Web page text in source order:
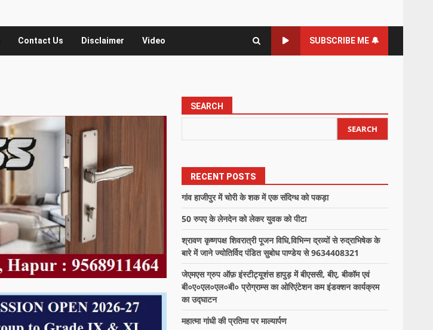
Contact Us Disclaimer Video SUBSCRIBE ME 🔔
SEARCH
SEARCH
RECENT POSTS
गांव हाजीपुर में चोरी के शक में एक संदिग्ध को पकड़ा
50 रुपए के लेनदेन को लेकर युवक को पीटा
श्रावण कृष्णपक्ष शिवरात्री पूजन विधि,विभिन्न द्रव्यों से रुद्राभिषेक के
बारे में जाने ज्योतिर्विद पंडित सुबोध पाण्डेय से 9634408321
जेएमएस ग्रुप ऑफ़ इंस्टीट्यूशंस हापुड़ में बीएससी, बीए, बीकॉम एवं
बी०ए०एल०एल०बी० प्रोग्राम्स का ओरिएंटेशन कम इंडक्शन कार्यक्रम
का उद्घाटन
महात्मा गांधी की प्रतिमा पर माल्यार्पण